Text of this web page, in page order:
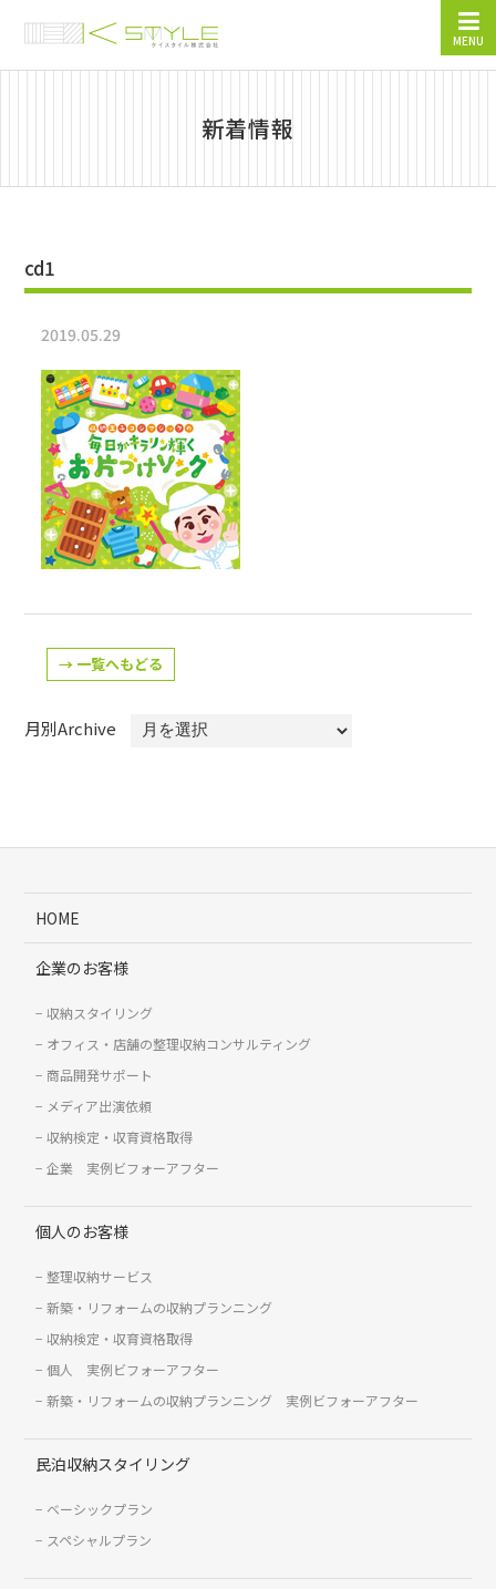
MENU
新着情報
cd1
2019.05.29
→ 一覧へもどる
月別Archive
HOME
企業のお客様
収納スタイリング
オフィス・店舗の整理収納コンサルティング
商品開発サポート
メディア出演依頼
収納検定・収育資格取得
企業 実例ビフォーアフター
個人のお客様
整理収納サービス
新築・リフォームの収納プランニング
収納検定・収育資格取得
個人 実例ビフォーアフター
新築・リフォームの収納プランニング 実例ビフォーアフター
民泊収納スタイリング
ベーシックプラン
スペシャルプラン